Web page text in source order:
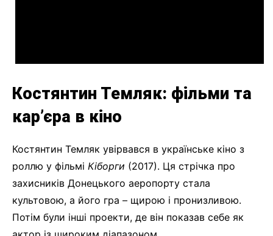
Костянтин Темляк: фільми та
кар’єра в кіно
Костянтин Темляк увірвався в українське кіно з
роллю у фільмі Кіборги (2017). Ця стрічка про
захисників Донецького аеропорту стала
культовою, а його гра – щирою і пронизливою.
Потім були інші проекти, де він показав себе як